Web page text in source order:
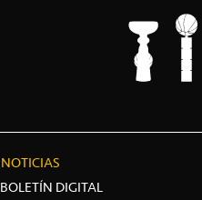
NOTICIAS
BOLETÍN DIGITAL